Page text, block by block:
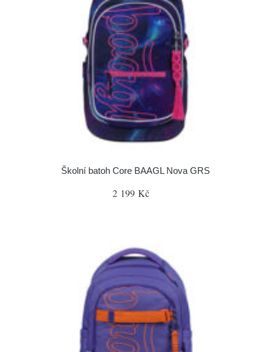
Školní batoh Core BAAGL Nova GRS
2 199 Kč